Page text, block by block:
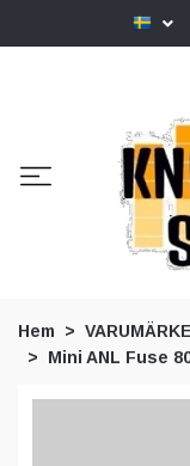
Hem
Mini ANL Fuse